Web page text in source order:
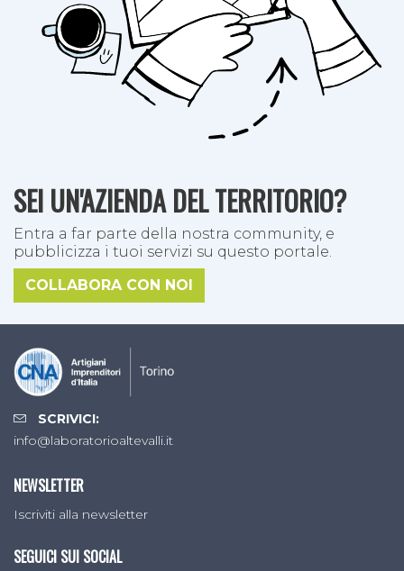
SEI UN'AZIENDA DEL TERRITORIO?
Entra a far parte della nostra community, e
pubblicizza i tuoi servizi su questo portale.
COLLABORA CON NOI
SCRIVICI:
info@laboratorioaltevalli.it
NEWSLETTER
Iscriviti alla newsletter
SEGUICI SUI SOCIAL